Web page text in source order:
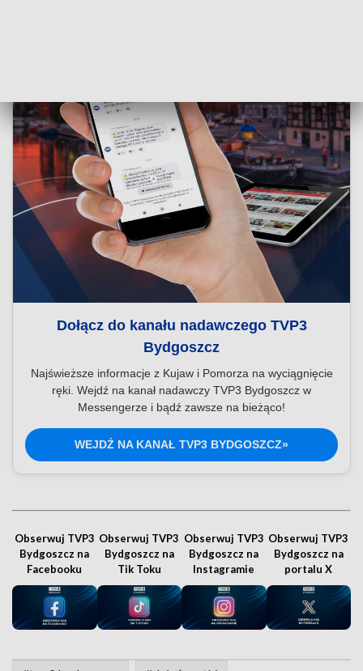
Dołącz do kanału nadawczego TVP3
Bydgoszcz
Najświeższe informacje z Kujaw i Pomorza na wyciągnięcie
ręki. Wejdź na kanał nadawczy TVP3 Bydgoszcz w
Messengerze i bądź zawsze na bieżąco!
WEJDŹ NA KANAŁ TVP3 BYDGOSZCZ»
Obserwuj TVP3
Bydgoszcz na
Facebooku
Obserwuj TVP3
Bydgoszcz na
Tik Toku
Obserwuj TVP3
Bydgoszcz na
Instagramie
Obserwuj TVP3
Bydgoszcz na
portalu X